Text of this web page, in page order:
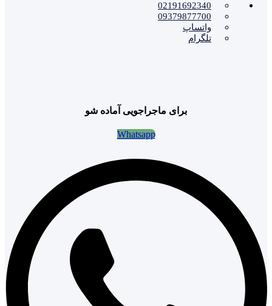
02191692340
09379877700
واتساپ
تلگرام
برای ماجراجویی آماده شو
Whatsapp